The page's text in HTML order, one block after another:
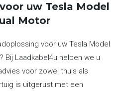
uw Tesla Model
Motor
voor uw Tesla Model
Bij Laadkabel4u helpen we u
voor zowel thuis als
is uitgerust met een